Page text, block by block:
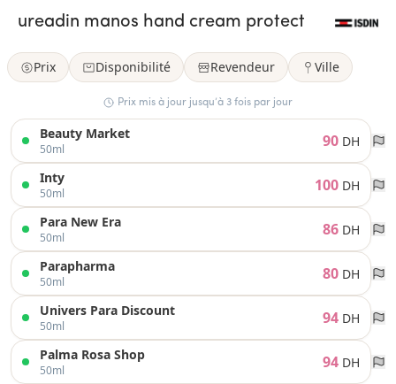
ureadin manos hand cream protect
Prix Disponibilité Revendeur Ville
Prix mis à jour jusqu’à 3 fois par jour
Beauty Market
50ml 90 DH
Inty
50ml 100 DH
Para New Era
50ml 86 DH
Parapharma
50ml 80 DH
Univers Para Discount
50ml 94 DH
Palma Rosa Shop
50ml 94 DH